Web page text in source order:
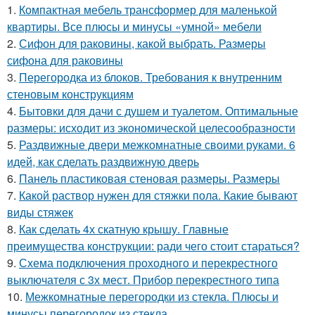
1. Компактная мебель трансформер для маленькой
квартиры. Все плюсы и минусы «умной» мебели
2. Сифон для раковины, какой выбрать. Размеры
сифона для раковины
3. Перегородка из блоков. Требования к внутренним
стеновым конструкциям
4. Бытовки для дачи с душем и туалетом. Оптимальные
размеры: исходит из экономической целесообразности
5. Раздвижные двери межкомнатные своими руками. 6
идей, как сделать раздвижную дверь
6. Панель пластиковая стеновая размеры. Размеры
7. Какой раствор нужен для стяжки пола. Какие бывают
виды стяжек
8. Как сделать 4х скатную крышу. Главные
преимущества конструкции: ради чего стоит стараться?
9. Схема подключения проходного и перекрестного
выключателя с 3х мест. Прибор перекрестного типа
10. Межкомнатные перегородки из стекла. Плюсы и